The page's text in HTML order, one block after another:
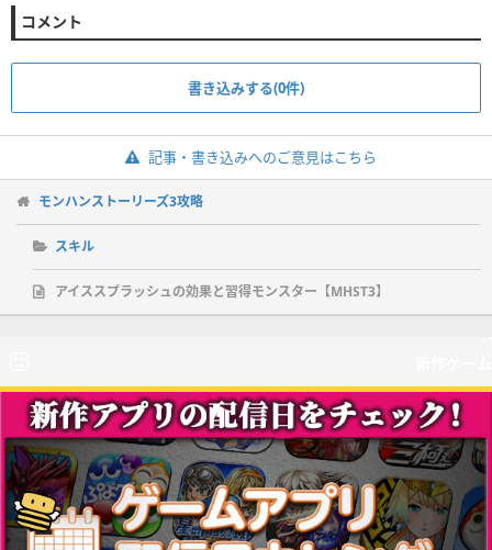
コメント
書き込みする(0件)
記事・書き込みへのご意見はこちら
モンハンストーリーズ3攻略
スキル
アイススプラッシュの効果と習得モンスター【MHST3】